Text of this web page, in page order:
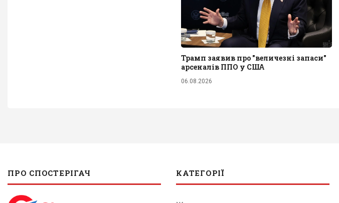
Трамп заявив про "величезні запаси"
арсеналів ППО у США
06.08.2026
ПРО СПОСТЕРІГАЧ КАТЕГОРІЇ